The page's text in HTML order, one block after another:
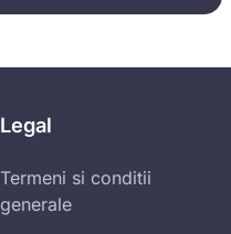
Legal
Termeni si conditii
generale